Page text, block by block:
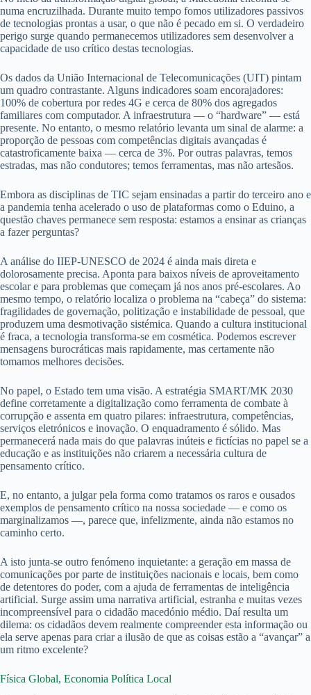
numa encruzilhada. Durante muito tempo fomos utilizadores passivos
de tecnologias prontas a usar, o que não é pecado em si. O verdadeiro
perigo surge quando permanecemos utilizadores sem desenvolver a
capacidade de uso crítico destas tecnologias.
Os dados da União Internacional de Telecomunicações (UIT) pintam
um quadro contrastante. Alguns indicadores soam encorajadores:
100% de cobertura por redes 4G e cerca de 80% dos agregados
familiares com computador. A infraestrutura — o “hardware” — está
presente. No entanto, o mesmo relatório levanta um sinal de alarme: a
proporção de pessoas com competências digitais avançadas é
catastroficamente baixa — cerca de 3%. Por outras palavras, temos
estradas, mas não condutores; temos ferramentas, mas não artesãos.
Embora as disciplinas de TIC sejam ensinadas a partir do terceiro ano e
a pandemia tenha acelerado o uso de plataformas como o Eduino, a
questão chaves permanece sem resposta: estamos a ensinar as crianças
a fazer perguntas?
A análise do IIEP-UNESCO de 2024 é ainda mais direta e
dolorosamente precisa. Aponta para baixos níveis de aproveitamento
escolar e para problemas que começam já nos anos pré-escolares. Ao
mesmo tempo, o relatório localiza o problema na “cabeça” do sistema:
fragilidades de governação, politização e instabilidade de pessoal, que
produzem uma desmotivação sistémica. Quando a cultura institucional
é fraca, a tecnologia transforma-se em cosmética. Podemos escrever
mensagens burocráticas mais rapidamente, mas certamente não
tomamos melhores decisões.
No papel, o Estado tem uma visão. A estratégia SMART/MK 2030
define corretamente a digitalização como ferramenta de combate à
corrupção e assenta em quatro pilares: infraestrutura, competências,
serviços eletrónicos e inovação. O enquadramento é sólido. Mas
permanecerá nada mais do que palavras inúteis e fictícias no papel se a
educação e as instituições não criarem a necessária cultura de
pensamento crítico.
E, no entanto, a julgar pela forma como tratamos os raros e ousados
exemplos de pensamento crítico na nossa sociedade — e como os
marginalizamos —, parece que, infelizmente, ainda não estamos no
caminho certo.
A isto junta-se outro fenómeno inquietante: a geração em massa de
comunicações por parte de instituições nacionais e locais, bem como
de detentores do poder, com a ajuda de ferramentas de inteligência
artificial. Surge assim uma narrativa artificial, estranha e muitas vezes
incompreensível para o cidadão macedónio médio. Daí resulta um
dilema: os cidadãos devem realmente compreender esta informação ou
ela serve apenas para criar a ilusão de que as coisas estão a “avançar” a
um ritmo excelente?
Física Global, Economia Política Local